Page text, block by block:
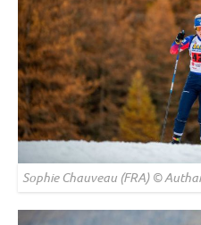
Sophie Chauveau (FRA) ©